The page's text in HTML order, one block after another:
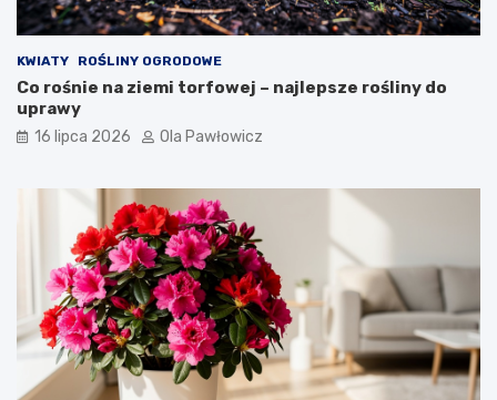
KWIATY ROŚLINY OGRODOWE
Co rośnie na ziemi torfowej – najlepsze rośliny do
uprawy
16 lipca 2026 Ola Pawłowicz